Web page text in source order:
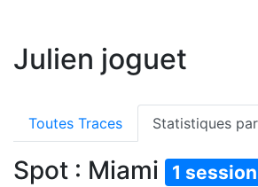
Julien joguet
Toutes Traces Statistiques
Spot : Miami 1 session